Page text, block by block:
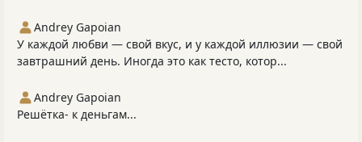
Andrey Gapoian
У каждой любви — свой вкус, и у каждой иллюзии — свой
завтрашний день. Иногда это как тесто, котор...
Andrey Gapoian
Решётка- к деньгам...